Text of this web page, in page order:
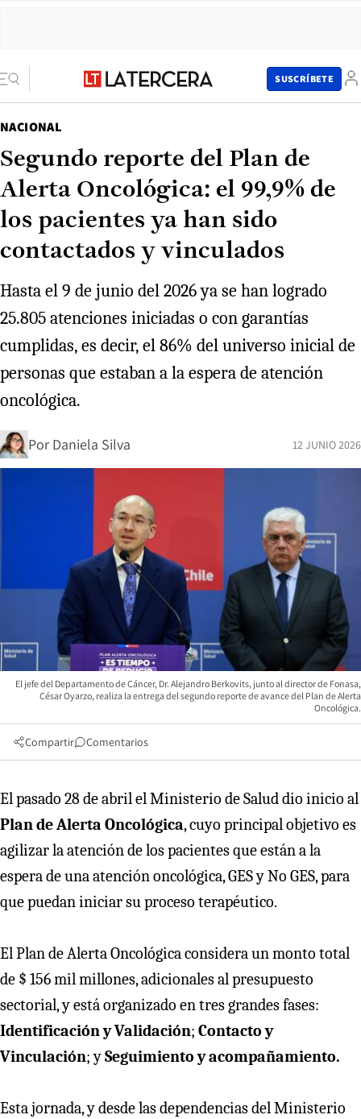
SUSCRÍBETE
NACIONAL
Segundo reporte del Plan de
Alerta Oncológica: el 99,9% de
los pacientes ya han sido
contactados y vinculados
Hasta el 9 de junio del 2026 ya se han logrado
25.805 atenciones iniciadas o con garantías
cumplidas, es decir, el 86% del universo inicial de
personas que estaban a la espera de atención
oncológica.
Por Daniela Silva 12 JUNIO 2026
El jefe del Departamento de Cáncer, Dr. Alejandro Berkovits, junto al director de Fonasa,
César Oyarzo, realiza la entrega del segundo reporte de avance del Plan de Alerta
Oncológica.
Compartir Comentarios
El pasado 28 de abril el Ministerio de Salud dio inicio al
Plan de Alerta Oncológica, cuyo principal objetivo es
agilizar la atención de los pacientes que están a la
espera de una atención oncológica, GES y No GES, para
que puedan iniciar su proceso terapéutico.
El Plan de Alerta Oncológica considera un monto total
de $ 156 mil millones, adicionales al presupuesto
sectorial, y está organizado en tres grandes fases:
Identificación y Validación; Contacto y
Vinculación; ySeguimiento y acompañamiento.
Esta jornada, y desde las dependencias del Ministerio